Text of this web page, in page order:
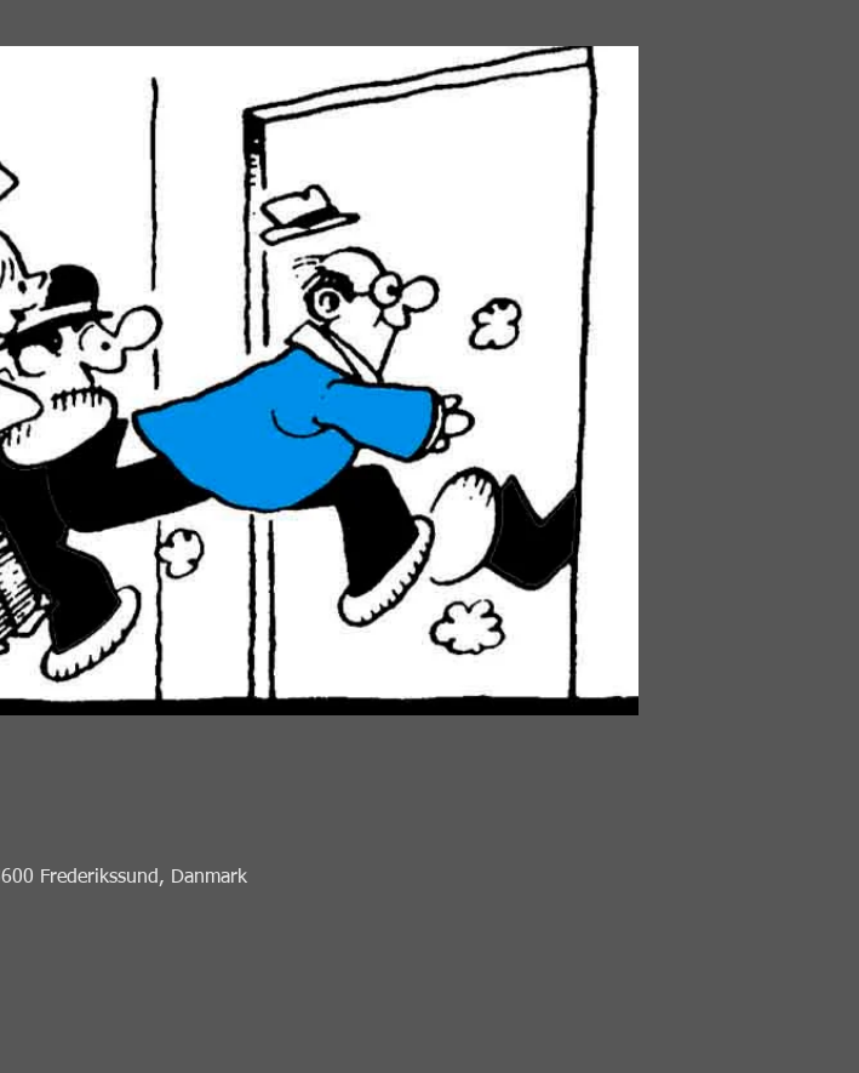
Frederikssund, Danmark